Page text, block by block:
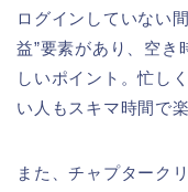
ログインしていない
益”要素があり、空き
しいポイント。忙し
い人もスキマ時間で
また、チャプターク